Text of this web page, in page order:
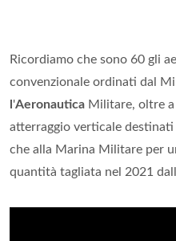
Ricordiamo che sono 60 gli
convenzionale ordinati dal
'Aeronautica Militare, oltre
atterraggio verticale destinati
che alla Marina Militare per
quantità tagliata nel 2021